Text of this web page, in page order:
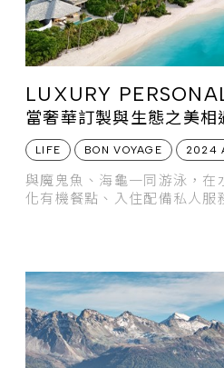
LUXURY
當奢華訂製與生態之美相
LIFE BON VOYAGE 2024
與魔鬼魚、海龜一同游泳，在
化有機餐點、入住配備私人服